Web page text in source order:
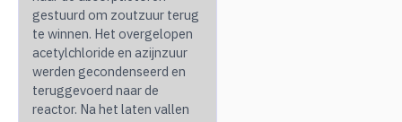
gestuurd om zoutzuur terug
te winnen. Het overgelopen
acetylchloride en azijnzuur
werden gecondenseerd en
teruggevoerd naar de
reactor. Na het laten vallen